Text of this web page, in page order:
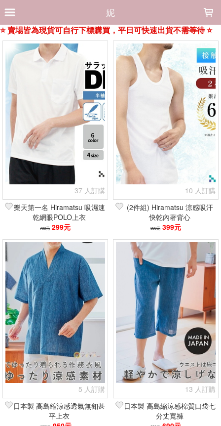
妮
銷售價格
樣式尺寸篩選
全部樣式 卡其綠
藍
粉 +深藍 +衣_深藍條44
全部尺寸 S−M S~M
M
LL 3L−4L
37 人訂購
樂天第一名 Hiramatsu 吸濕速
乾網眼POLO上衣
790元 299元
10 人訂購
(2件組) Hiramatsu 涼感吸汗
快乾內著背心
890元 399元
5 人訂購
日本製 高島縮涼感透氣無釦甚
平上衣
13 人訂購
日本製 高島縮涼感棉質口袋七
分丈寬褲